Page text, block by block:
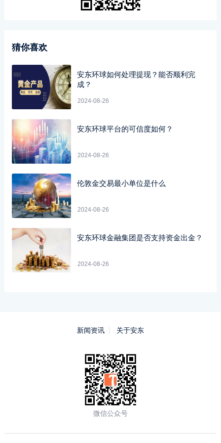
猜你喜欢
安东环球如何处理提现？能否顺利完
成？
2024-08-26
安东环球平台的可信度如何？
2024-08-26
伦敦金交易最小单位是什么
2024-08-26
安东环球金融集团是否支持资金出金？
2024-08-26
新闻资讯 关于安东
微信公众号